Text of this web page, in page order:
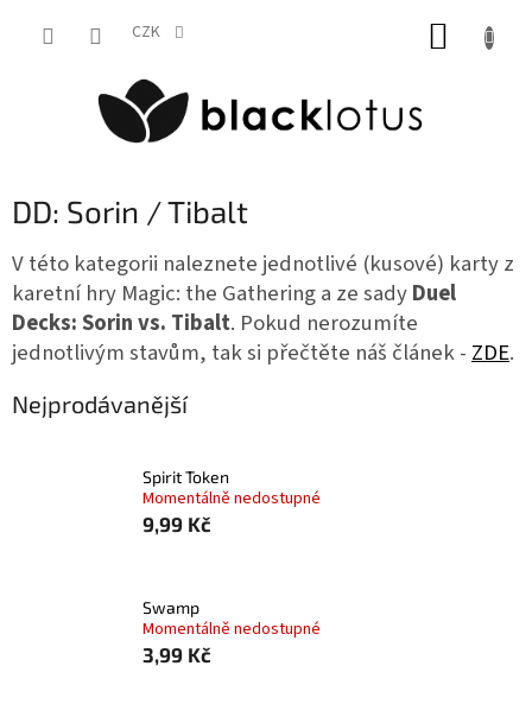
CZK
DD: Sorin / Tibalt
V této kategorii naleznete jednotlivé (kusové) karty z
karetní hry Magic: the Gathering a ze sadyDuel
Decks: Sorin vs. Tibalt. Pokud nerozumíte
jednotlivým stavům, tak si přečtěte náš článek - ZDE.
Nejprodávanější
Spirit Token
Momentálně nedostupné
9,99 Kč
Swamp
Momentálně nedostupné
3,99 Kč